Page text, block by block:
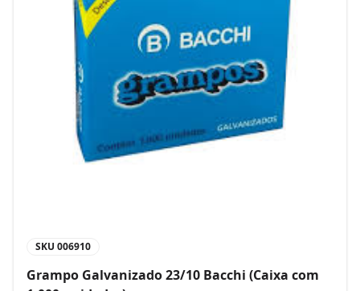
SKU 006910
Grampo Galvanizado 23/10 Bacchi (Caixa com